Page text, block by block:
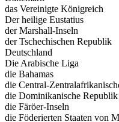
das Vereinigte Königreich
Der heilige Eustatius
der Marshall-Inseln
der Tschechischen Republik
Deutschland
Die Arabische Liga
die Bahamas
die Central-
die Dominikanische Republik
die Färöer-Inseln
die Föderierten Staaten von